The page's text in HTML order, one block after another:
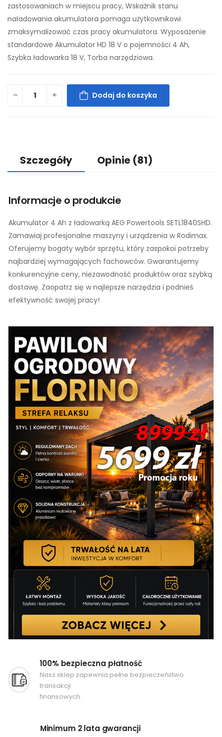
zastosowaniach w miejscu pracy, Wskaźnik stanu
naładowania akumulatora pomaga użytkownikowi
zmaksymalizować czas pracy akumulatora. Wyposażenie
standardowe Akumulator HD 18 V o pojemności 4 Ah,
Szybka ładowarka 18 V, Torba narzędziowa.
Dodaj do koszyka
Szczegóły Opinie (81)
Informacje o produkcie
Akumulator 4 Ah z ładowarką AEG Powertools SETL1840SHD.
Zamawiaj profesjonalne maszyny i urządzenia w Rodimax.
Oferujemy bogaty wybór sprzętu, który zaspokoi potrzeby
najbardziej wymagających fachowców. Gwarantujemy
konkurencyjne ceny, niezawodność produktów oraz szybką
dostawę. Zaopatrz się w najlepsze narzędzia i podnieś
efektywność swojej pracy!
100% bezpieczna płatność
Nasz sklep zapewnia pełne bezpieczeństwo
transakcji
finansowych.
Minimum 2 lata gwarancji